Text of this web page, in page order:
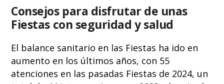
Consejos para disfrutar de unas
Fiestas con seguridad y salud
El balance sanitario en las Fiestas ha ido en
aumento en los últimos años, con 55
atenciones en las pasadas Fiestas de 2024, un